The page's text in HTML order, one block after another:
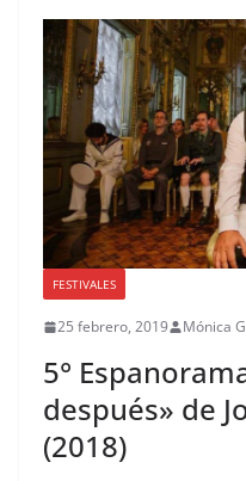
FESTIVALES
25 febrero, 2019 Mónica
5°
después» de
(2018)